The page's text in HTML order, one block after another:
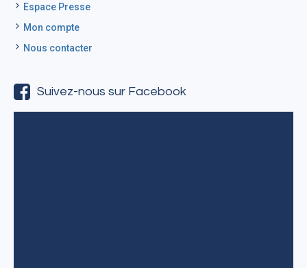
Espace Presse
Mon compte
Nous contacter
Suivez-nous sur Facebook